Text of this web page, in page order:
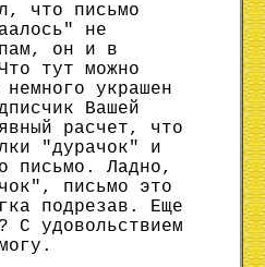
что письмо
не
он и в
тут можно
украшен
Вашей
расчет, что
"дурачок" и
письмо. Ладно,
письмо это
подрезав. Еще
С удовольствием